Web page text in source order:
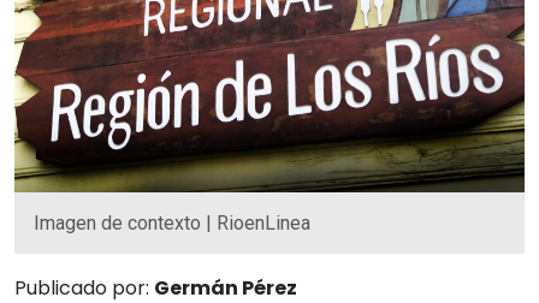
Imagen de contexto | RioenLinea
Publicado por: Germán Pérez